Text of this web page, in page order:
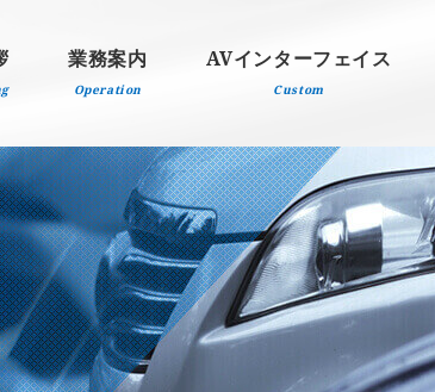
業務案内
Operation
AVインターフェイス
Custom